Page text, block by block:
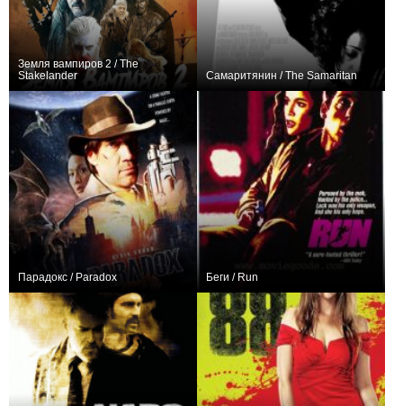
Земля вампиров 2 / The
Stakelander
Самаритянин / The Samaritan
Парадокс / Paradox Беги / Run